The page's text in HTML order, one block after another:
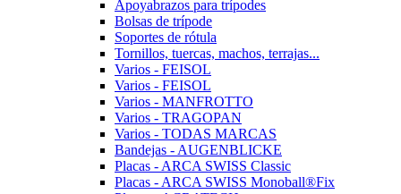
Apoyabrazos para trípodes
Bolsas de trípode
Soportes de rótula
Tornillos, tuercas, machos, terrajas...
Varios - FEISOL
Varios - FEISOL
Varios - MANFROTTO
Varios - TRAGOPAN
Varios - TODAS MARCAS
Bandejas - AUGENBLICKE
Placas - ARCA SWISS Classic
Placas - ARCA SWISS Monoball®Fix